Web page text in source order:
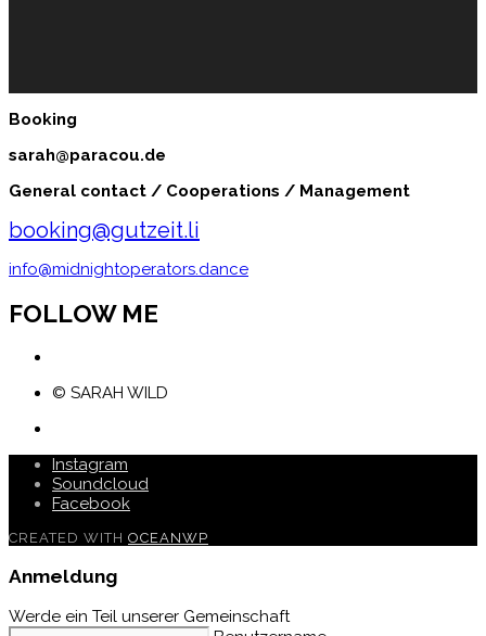
Booking
sarah@paracou.de
General contact / Cooperations / Management
booking@gutzeit.li
info@midnightoperators.dance
FOLLOW ME
© SARAH WILD
Instagram
Soundcloud
Facebook
CREATED WITH OCEANWP
Anmeldung
Werde ein Teil unserer Gemeinschaft